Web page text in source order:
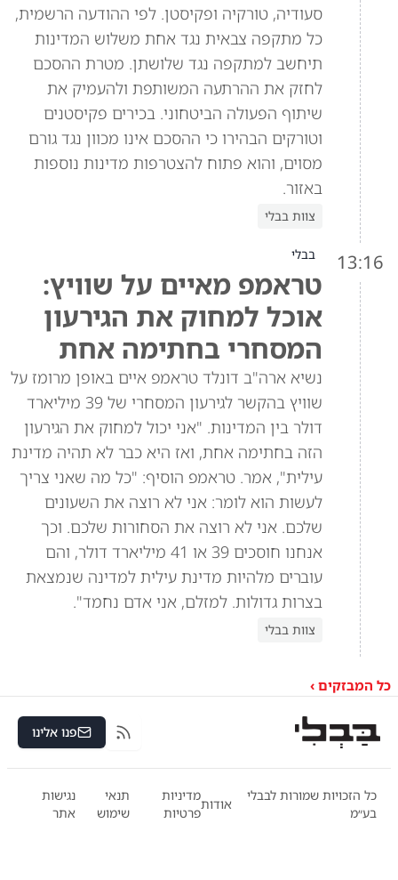
סעודיה, טורקיה ופקיסטן. לפי ההודעה הרשמית,
כל מתקפה צבאית נגד אחת משלוש המדינות
תיחשב למתקפה נגד שלושתן. מטרת ההסכם
לחזק את ההרתעה המשותפת ולהעמיק את
שיתוף הפעולה הביטחוני. בכירים פקיסטנים
וטורקים הבהירו כי ההסכם אינו מכוון נגד גורם
מסוים, והוא פתוח להצטרפות מדינות נוספות
באזור.
צוות בבלי
13:16 בבלי
טראמפ מאיים על שוויץ:
אוכל למחוק את הגירעון
המסחרי בחתימה אחת
נשיא ארה"ב דונלד טראמפ איים באופן מרומז על
שוויץ בהקשר לגירעון המסחרי של 39 מיליארד
דולר בין המדינות. "אני יכול למחוק את הגירעון
הזה בחתימה אחת, ואז היא כבר לא תהיה מדינת
עילית", אמר. טראמפ הוסיף: "כל מה שאני צריך
לעשות הוא לומר: אני לא רוצה את השעונים
שלכם. אני לא רוצה את הסחורות שלכם. וכך
אנחנו חוסכים 39 או 41 מיליארד דולר, והם
עוברים מלהיות מדינת עילית למדינה שנמצאת
בצרות גדולות. למזלם, אני אדם נחמד".
צוות בבלי
כל המבזקים ›
RSS פנו אלינו
כל הזכויות שמורות לבבלי
בע״מ
אודות
מדיניות
פרטיות
תנאי
שימוש
נגישות
אתר